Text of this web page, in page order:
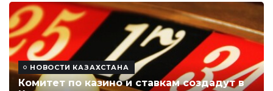
НОВОСТИ КАЗАХСТАНА
Комитет по казино и ставкам создадут в